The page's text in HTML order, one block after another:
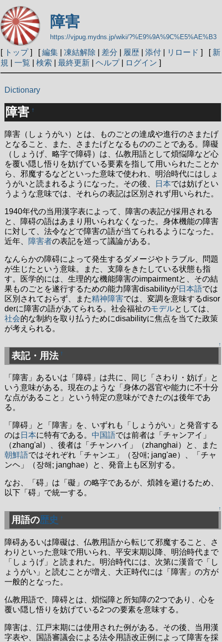
障害
https://vjpug.mydns.jp/wiki/?%E9%9A%9C%E5%AE%B3
[ トップ] [編集 凍結解除 差分 履歴 添付 リロード ] [ 新
規
一覧 検索 最終更新 ヘルプ| ログイン ]
Dictionary
障害 †
障害（しょうがい）とは、ものごとの達成や進行のさまたげ
となること、また、さまたげとなるもののことである。障礙
（しょうげ、略字で障碍）は、仏教用語として煩悩障など心
を覆い隠し悟りを妨げている要素を指して用いられたことか
ら、邪魔するなどといった意味で使われ、明治時代にはしょ
うがいと読まれるようになった。その後、
日本では妨げとい
うような意味では、それらの表記は区別されず用いられた。
1940年代の当用漢字表によって、障害の表記が採用される
と、障碍の語はあまり用いられなくなった。身体機能の障害
に対して、法令などで障害の語が当てられるようになった。
近年、 障害者の表記を巡って議論がある。
なんらかの障碍によって発生するダメージやトラブル、問題
が生じたという意味。また、支障をきたしている状態も指
す。医学的には、生理的な機能障害のimpairmentと、その結
果ものごとを遂行するための能力障害disabilityが日本語では
区別されておらず、また精神障害では、変調を意味するdisor
derに障害の語があてられる。社会福祉のモデルとしては、
社会的な制約を取り払うためにdisabilityに焦点を当てた政策
が考えられる。
↑
表記・用法 †
「障害」あるいは「障碍」は共に、同じ「さわり・妨げ」と
いう意味がある。現在のような「身体の器官や能力に不十分
な点があること」という特定の意味ができたのは後年であ
る。
「障碍」と「障害」を、いずれも「しょうがい」と発音する
のは 日本に特有である。 中国語では前者は「チャンアイ」
（zhang'al）、後者は「チャンハイ」（zhanghai）と、また
朝鮮語ではそれぞれ「チャンエ」（장애; jang'ae）、「チャ
ンヘ」（장해; janghae）と、発音上も区別する。
なお、「碍」は「礙」の略字であるが、煩雑を避けるため、
以下「碍」で統一する。
↑
用語の歴史 †
障碍あるいは障礙は、仏教用語から転じて邪魔すること、さ
わりといった意味で用いられ、平安末期以降、明治時代まで
「しょうげ」と読まれた。明治時代には、次第に漢音で「し
ょうがい」と読むことが増え、大正時代には「障害」の方が
一般的となった。
仏教用語で、障碍とは、煩悩障と所知障の2つであり、心を
覆い隠し悟りを妨げている2つの要素を意味する。
障害は、江戸末期には使用された例がある。その後、当用漢
字表や、国語審議会による法令用語改正例によって障害を採